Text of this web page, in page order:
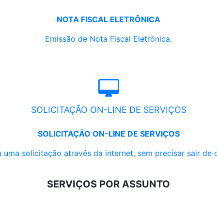
NOTA FISCAL ELETRÔNICA
Emissão de Nota Fiscal Eletrônica.
SOLICITAÇÃO ON-LINE DE SERVIÇOS
SOLICITAÇÃO ON-LINE DE SERVIÇOS
uma solicitação através da internet, sem precisar sair de
SERVIÇOS POR ASSUNTO